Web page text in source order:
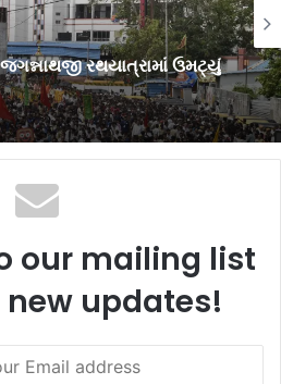
રથયાત્રામાં ઉમટ્યું
તીર્થ ભક્તિમાં વો
અલવિદા
our mailing list
updates!